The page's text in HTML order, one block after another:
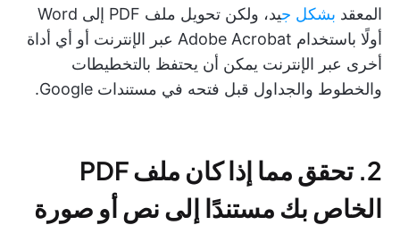
المعقد بشكل ج
يد، ولكن تحويل ملف PDF إلى Word
أولًا باستخدام Adobe Acrobat عبر الإنترنت أو أي أداة
أخرى عبر الإنترنت يمكن أن يحتفظ بالتخطيطات
والخطوط والجداول قبل فتحه في مستندات Google.
2. تحقق مما إذا كان ملف PDF
الخاص بك مستندًا إلى نص أو صورة